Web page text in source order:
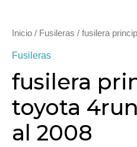
Inicio / Fusileras / fusilera
Fusileras
fusilera
toyota
al 2008